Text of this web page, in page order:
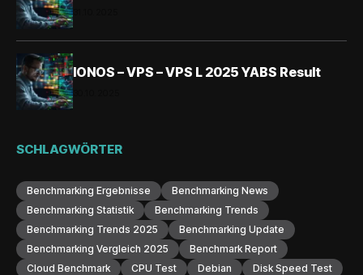
IONOS – VPS – VPS L 2025 YABS Result
SCHLAGWÖRTER
Benchmarking Ergebnisse
Benchmarking News
Benchmarking Statistik
Benchmarking Trends
Benchmarking Trends 2025
Benchmarking Update
Benchmarking Vergleich 2025
Benchmark Report
Cloud Benchmark
CPU Test Debian
Disk Speed Test